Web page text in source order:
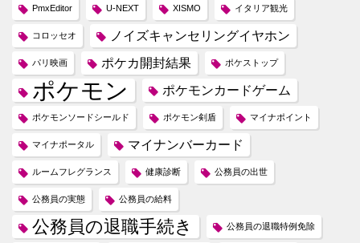
PmxEditor U-NEXT XISMO イタリア観光
コロッセオ ノイズキャンセリングイヤホン
パリ映画 ポケカ開封結果 ポケストップ
ポケモン ポケモンカードゲーム
ポケモンソードシールド ポケモン剣盾 マイナポイント
マイナポータル マイナンバーカード
ルームフレグランス 健康診断 公務員の出世
公務員の実態 公務員の給料
公務員の退職手続き 公務員の退職特例免除